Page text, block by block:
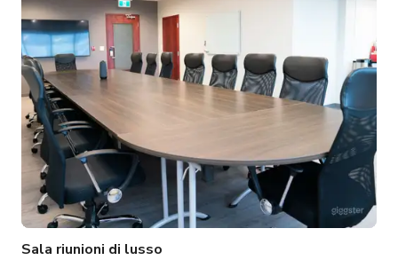
lungo termine disponibile.
Sala riunioni di lusso